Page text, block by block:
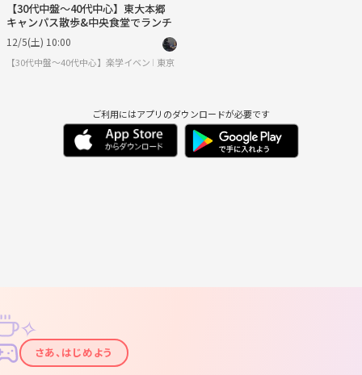
【30代中盤〜40代中心】東大本郷
キャンパス散歩&中央食堂でランチ
12/5(土) 10:00
【30代中盤〜40代中心】楽学イベント・勉強会コミュニティ
東京
ご利用にはアプリのダウンロードが必要です
✦
✧
さあ、はじめよう